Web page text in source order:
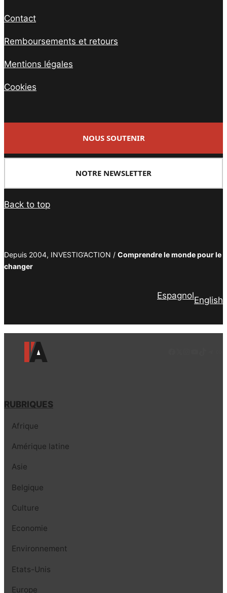
Contact
Remboursements et retours
Mentions légales
Cookies
NOUS SOUTENIR
NOTRE NEWSLETTER
Back to top
Depuis 2004, INVESTIG’ACTION / Comprendre le monde pour le
changer
EspagnolEnglish
RUBRIQUES
Afrique
Amérique latine
Asie
Belgique
Culture
Economie
Environnement
Etats-Unis
Europe